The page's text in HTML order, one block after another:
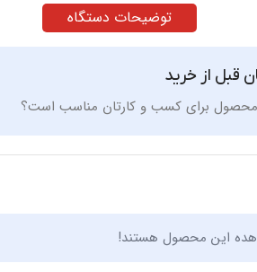
توضیحات دستگاه
قبل از خرید
محصول برای کسب و کارتان مناسب است؟
این محصول هستند!